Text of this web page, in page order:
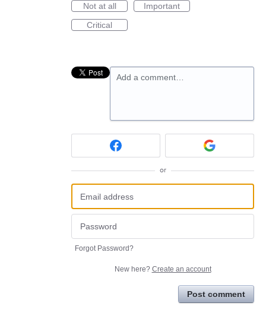
Not at all
Important
Critical
Add a comment…
or
Forgot Password?
New here? Create an account
Post comment